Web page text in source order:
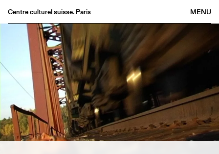
MENU
Centre culturel suisse. Paris
Agenda
Librairie
Buvette
Archives
Médiathèque
Éditions
Informations
FR/EN